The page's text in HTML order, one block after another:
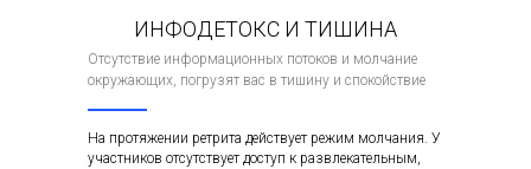
ИНФОДЕТОКС И ТИШИНА
Отсутствие информационных потоков и молчание
окружающих, погрузят вас в тишину и спокойствие
На протяжении ретрита действует режим молчания. У
участников отсутствует доступ к развлекательным,